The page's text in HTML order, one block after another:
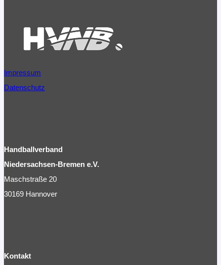
exklusiven
Angeboten!
Impressum
Datenschutz
Handballverband
Niedersachsen-Bremen e.V.
Maschstraße 20
30169 Hannover
Kontakt